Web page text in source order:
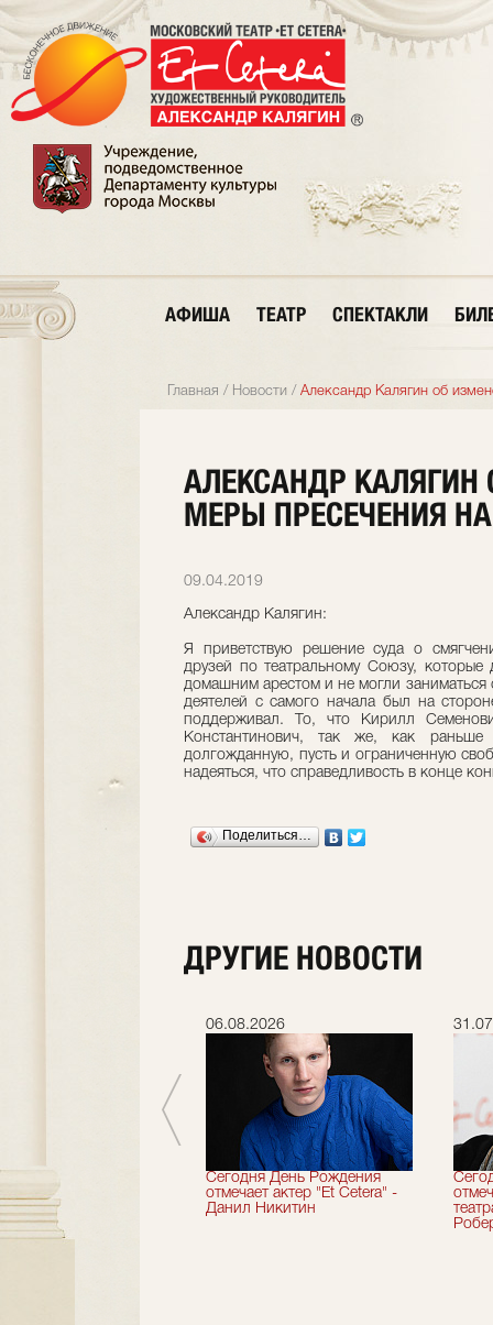
АФИША ТЕАТР СПЕКТАКЛИ
Главная / Новости / Александр Калягин об
АЛЕКСАНДР
МЕРЫ ПРЕСЕЧЕНИЯ
09.04.2019
Александр Калягин:
Я приветствую решение суда о
друзей по театральному Союзу,
домашним арестом и не могли
деятелей с самого начала был на
поддерживал. То, что Кирилл
Константинович, так же, как раньше
долгожданную, пусть и ограниченную
надеяться, что справедливость в конце
Поделиться…
ДРУГИЕ НОВОСТИ
сезон!
06.08.2026
Сегодня День Рождения
отмечает актер "Et Cetera" -
Данил Никитин